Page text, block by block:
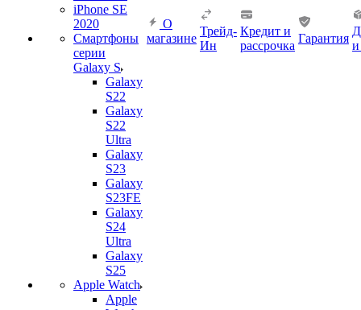
iPhone SE
2020
Смартфоны
серии
Galaxy S
Galaxy
S22
Galaxy
S22
Ultra
Galaxy
S23
Galaxy
S23FE
Galaxy
S24
Ultra
Galaxy
S25
Apple Watch
Apple
О
магазине
Трейд-
Ин
Кредит и
рассрочка
Гарантия
и